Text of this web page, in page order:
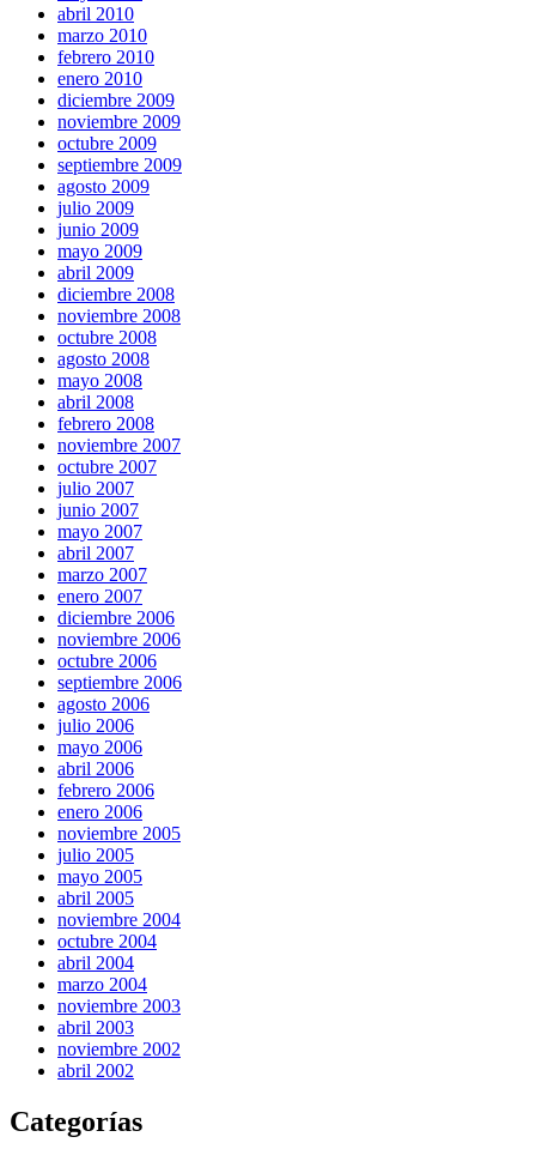
abril 2010
marzo 2010
febrero 2010
enero 2010
diciembre 2009
noviembre 2009
octubre 2009
septiembre 2009
agosto 2009
julio 2009
junio 2009
mayo 2009
abril 2009
diciembre 2008
noviembre 2008
octubre 2008
agosto 2008
mayo 2008
abril 2008
febrero 2008
noviembre 2007
octubre 2007
julio 2007
junio 2007
mayo 2007
abril 2007
marzo 2007
enero 2007
diciembre 2006
noviembre 2006
octubre 2006
septiembre 2006
agosto 2006
julio 2006
mayo 2006
abril 2006
febrero 2006
enero 2006
noviembre 2005
julio 2005
mayo 2005
abril 2005
noviembre 2004
octubre 2004
abril 2004
marzo 2004
noviembre 2003
abril 2003
noviembre 2002
abril 2002
Categorías